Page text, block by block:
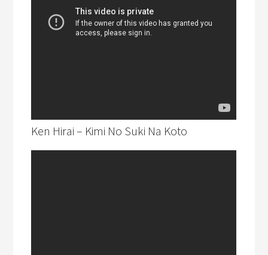
Ken Hirai – Kimi No Suki Na Koto